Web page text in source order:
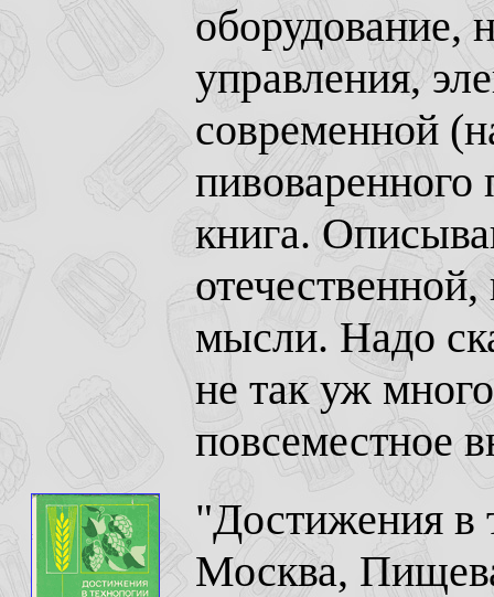
оборудование,
управления,
современной
пивоваренного
книга.
мысли. Надо
не так уж
повсеместное
"Достижения в
Москва,